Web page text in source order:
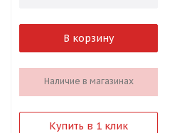
В корзину
Наличие в магазинах
Купить в 1 клик